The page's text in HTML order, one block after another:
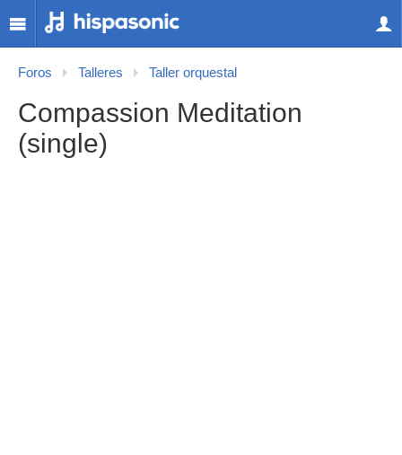
Foros Talleres Taller orquestal
Compassion Meditation
(single)